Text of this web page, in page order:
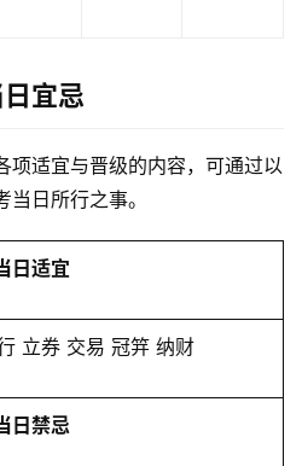
日宜忌
项适宜与晋级的内容，可通过以
当日所行之事。
日适宜
立券 交易 冠笄 纳财
日禁忌